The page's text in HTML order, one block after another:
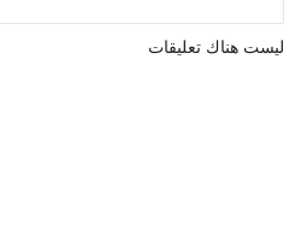
ليست هناك تعليقات